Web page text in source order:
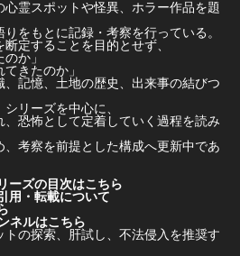
霊スポットや怪異、ホラー作品を題
をもとに記録・考察を行っている。
定することを目的とせず、
か」
きたのか」
、記憶、土地の歴史、出来事の結びつ
リーズを中心に、
恐怖として定着していく過程を読み
考察を前提とした構成へ更新中であ
ーズの目次はこちら
用・転載について
ネルはこちら
の探索、肝試し、不法侵入を推奨す